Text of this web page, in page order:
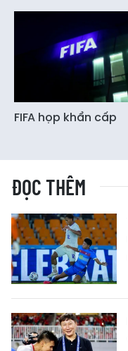
FIFA họp khẩn cấp
ĐỌC THÊM